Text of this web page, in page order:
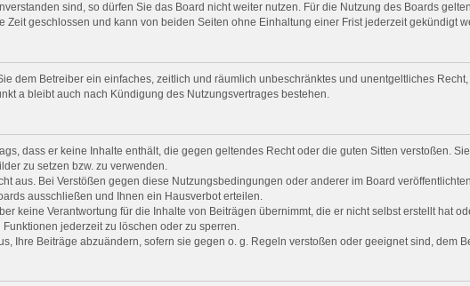
sind, so dürfen Sie das Board nicht weiter nutzen. Für die Nutzung des Boards
Zeit geschlossen und kann von beiden Seiten ohne Einhaltung einer Frist jederzeit gekündigt
dem Betreiber ein einfaches, zeitlich und räumlich unbeschränktes und unentgeltliches
a bleibt auch nach Kündigung des Nutzungsvertrages bestehen.
dass er keine Inhalte enthält, die gegen geltendes Recht oder die guten Sitten verstoßen.
zu setzen bzw. zu verwenden.
aus. Bei Verstößen gegen diese Nutzungsbedingungen oder anderer im Board
ausschließen und Ihnen ein Hausverbot erteilen.
keine Verantwortung für die Inhalte von Beiträgen übernimmt, die er nicht selbst erstellt hat
jederzeit zu löschen oder zu sperren.
Ihre Beiträge abzuändern, sofern sie gegen o. g. Regeln verstoßen oder geeignet sind, dem